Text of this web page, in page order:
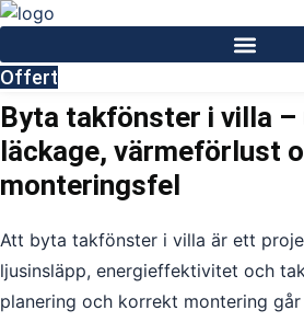
Skip
content
Offert
Byta takfönster i villa –
läckage, värmeförlust
monteringsfel
Att byta takfönster i villa är ett
ljusinsläpp, energieffektivitet och
planering och korrekt montering